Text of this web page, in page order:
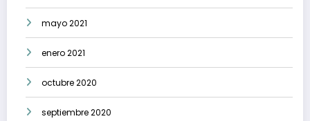
mayo 2021
enero 2021
octubre 2020
septiembre 2020